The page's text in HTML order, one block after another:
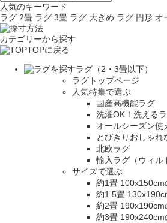
人気のキーワード
ラグ 2畳 ラグ 3畳 ラグ 大きめ ラグ 円形 オ
カテゴリーから探す
TOPに戻る
ラグ（2・3畳以下）
ラグトップページ
人気特集で選ぶ
国産高機能ラグ
洗濯OK！洗える
オールシーズン使
とびきりおしゃれ
北欧ラグ
輸入ラグ（ウィル
サイズで選ぶ
約1畳 100x150cm
約1.5畳
約2畳 190x190cm
約3畳 190x240cm